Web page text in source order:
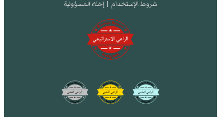
شروط الإستخدام | إخلاء المسؤولية